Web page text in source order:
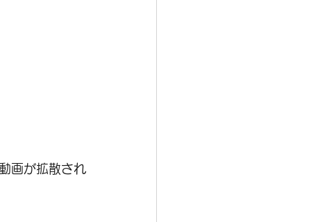
画が拡散され